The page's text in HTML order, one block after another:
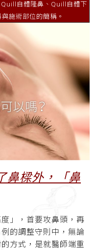
自體隆鼻、Quill自體下
施術部位的簡稱。
鼻樑外，「鼻
」，首要攻鼻頭，再
的調整守則中，無論
方式，是就醫師端重